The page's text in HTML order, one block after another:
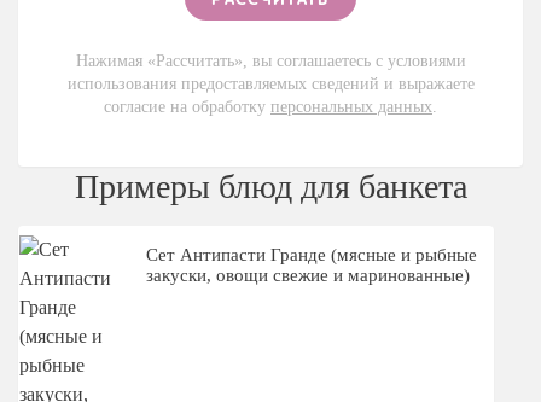
Нажимая «Рассчитать», вы соглашаетесь с условиями
использования предоставляемых сведений и выражаете
согласие на обработку персональных данных.
Примеры блюд для банкета
Сет Антипасти Гранде (мясные и рыбные
закуски, овощи свежие и маринованные)